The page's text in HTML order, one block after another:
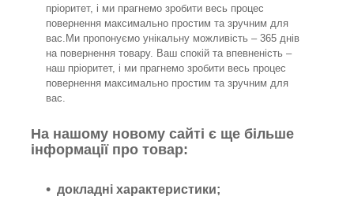
пріоритет, і ми прагнемо зробити весь процес
повернення максимально простим та зручним для
вас.Ми пропонуємо унікальну можливість – 365 днів
на повернення товару. Ваш спокій та впевненість –
наш пріоритет, і ми прагнемо зробити весь процес
повернення максимально простим та зручним для
вас.
На нашому новому сайті є ще більше
інформації про товар:
докладні характеристики;